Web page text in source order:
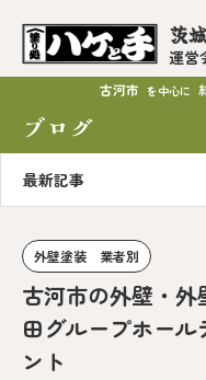
茨
運営
古河市 を中心に
ブログ
最新記事
外壁塗装 業者別
古河市の外壁・
田グループホール
ント